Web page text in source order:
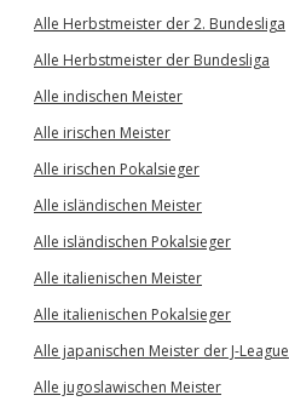
Alle Herbstmeister der 2. Bundesliga
Alle Herbstmeister der Bundesliga
Alle indischen Meister
Alle irischen Meister
Alle irischen Pokalsieger
Alle isländischen Meister
Alle isländischen Pokalsieger
Alle italienischen Meister
Alle italienischen Pokalsieger
Alle japanischen Meister der J-League
Alle jugoslawischen Meister